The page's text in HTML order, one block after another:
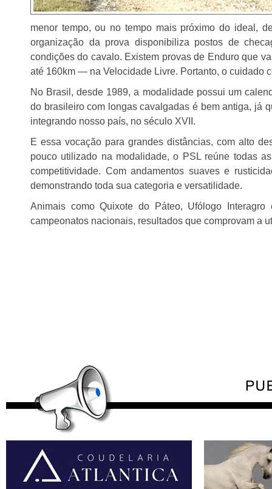
menor tempo, ou no tempo mais próximo do ideal,
organização da prova disponibiliza postos de
condições do cavalo. Existem provas de Enduro que
até 160km ― na Velocidade Livre. Portanto, o cuidado
No Brasil, desde 1989, a modalidade possui um
do brasileiro com longas cavalgadas é bem antiga, já
integrando nosso país, no século XVII.
E essa vocação para grandes distâncias, com alto
pouco utilizado na modalidade, o PSL reúne todas
competitividade. Com andamentos suaves e
demonstrando toda sua categoria e versatilidade.
Animais como Quixote do Páteo, Ufólogo
campeonatos nacionais, resultados que comprovam a